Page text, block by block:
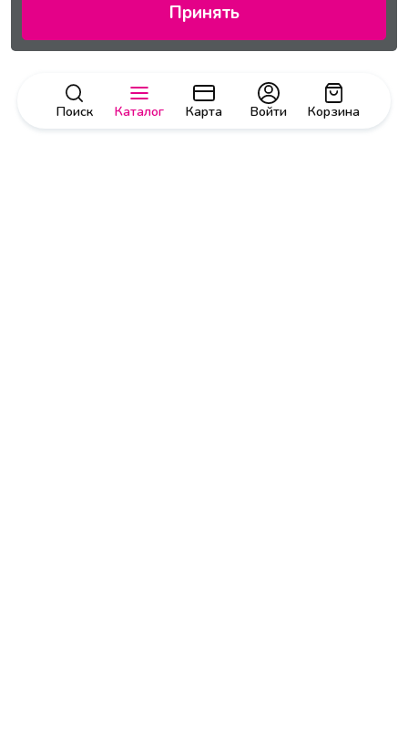
Поиск Каталог Карта Корзина
Войти
Принять